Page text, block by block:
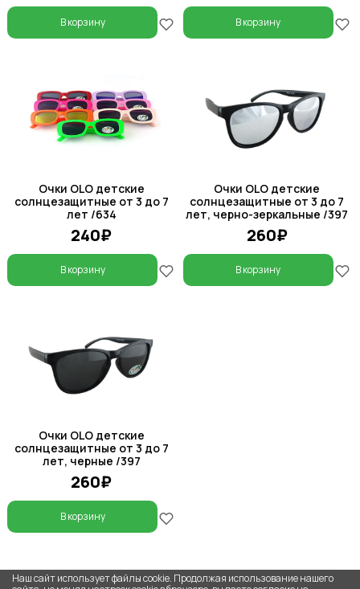
В корзину В корзину
Очки OLO детские
солнцезащитные от 3 до 7
лет /634
240₽
В корзину
Очки OLO детские
солнцезащитные от 3 до 7
лет, черно-зеркальные /397
260₽
В корзину
Очки OLO детские
солнцезащитные от 3 до 7
лет, черные /397
260₽
В корзину
Наш сайт использует файлы cookie. Продолжая использование нашего